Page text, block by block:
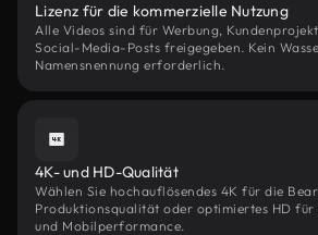
Lizenz für die kommerzielle Nutzung
Alle Videos sind für Werbung,
Social-Media-Posts freigegeben. Kein
Namensnennung erforderlich.
4K- und HD-Qualität
Wählen Sie hochauflösendes 4K für die
Produktionsqualität oder optimiertes HD für
und Mobilperformance.